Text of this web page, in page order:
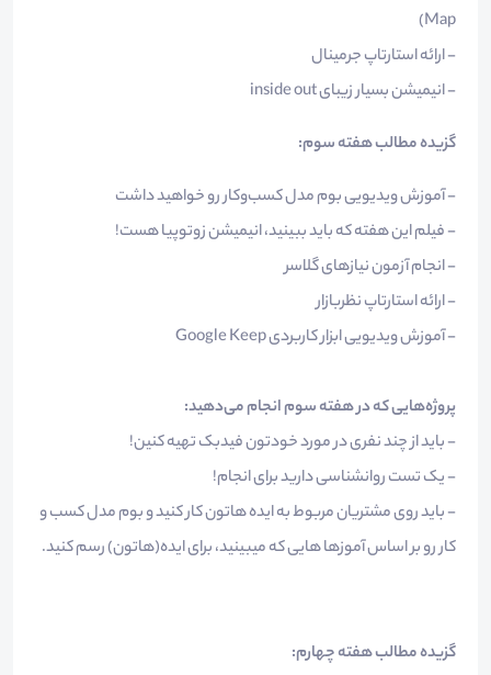
Map)
- ارائه استارتاپ جرمینال
- انیمیشن بسیار زیبای inside out
گزیده مطالب هفته سوم:
- آموزش ویدیویی بوم مدل کسب‌و‌کار رو خواهید داشت
- فیلم این هفته که باید ببینید، انیمیشن زوتوپیا هست!
- انجام آزمون نیازهای گلاسر
- ارائه استارتاپ نظربازار
- آموزش ویدیویی ابزار کاربردی Google Keep
پروژه‌هایی که در هفته سوم انجام می‌دهید:
- باید از چند نفری در مورد خودتون فیدبک تهیه کنین!
- یک تست روانشناسی دارید برای انجام!
- باید روی مشتریان مربوط به ایده هاتون کار کنید و بوم مدل کسب و
کار رو بر اساس آموزها هایی که میبینید، برای ایده(هاتون) رسم کنید.
گزیده مطالب هفته چهارم: